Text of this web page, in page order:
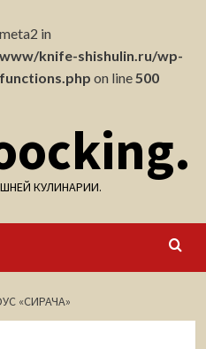
in
knife-shishulin.ru/wp-
on line500
КУЛИНАРИИ.
«СИРАЧА»